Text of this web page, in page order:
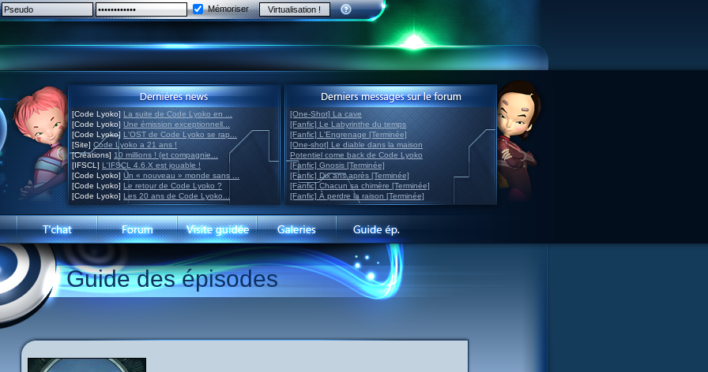
Mémoriser
[Code Lyoko] La suite de Code Lyoko en ...
[Code Lyoko] Une émission exceptionnell...
[Code Lyoko] L'OST de Code Lyoko se rap...
[Site] Code Lyoko a 21 ans !
[Créations] 10 millions ! (et compagnie...
[IFSCL] L'IFSCL 4.6.X est jouable !
[Code Lyoko] Un « nouveau » monde sans ...
[Code Lyoko] Le retour de Code Lyoko ?
[Code Lyoko] Les 20 ans de Code Lyoko...
[One-Shot] La cave
[Fanfic] Le Labyrinthe du temps
[Fanfic] L'Engrenage [Terminée]
[One-shot] Le diable dans la maison
Potentiel come back de Code Lyoko
[Fanfic] Gnosis [Terminée]
[Fanfic] Dix ans après [Terminée]
[Fanfic] Chacun sa chimère [Terminée]
[Fanfic] À perdre la raison [Terminée]
Guide des épisodes